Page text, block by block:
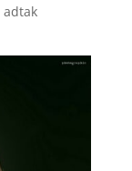
adtak